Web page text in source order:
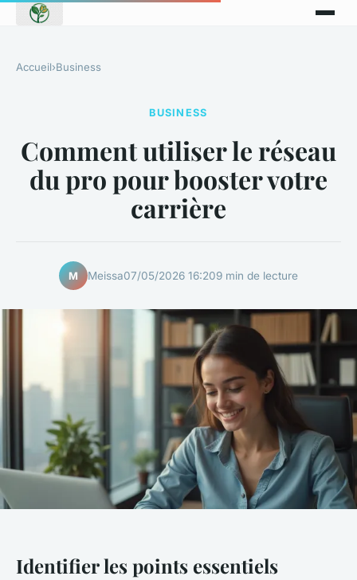
Accueil›Business
BUSINESS
Comment utiliser le réseau
du pro pour booster votre
carrière
M Meissa07/05/2026 16:209 min de lecture
Identifier les points essentiels